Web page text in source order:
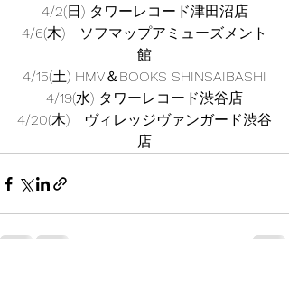
4/2(日) タワーレコード津田沼店
4/6(木)　ソフマップアミューズメント
館
4/15(土) HMV＆BOOKS SHINSAIBASHI
4/19(水) タワーレコード渋谷店
4/20(木)　ヴィレッジヴァンガード渋谷
店